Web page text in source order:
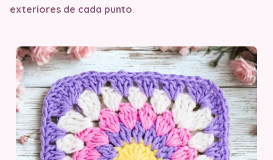
exteriores de cada punto.